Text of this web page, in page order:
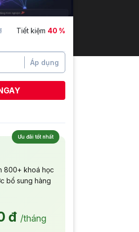
Tiết kiệm 40 %
Áp dụng
Ưu đãi tốt nhất
800+ khoá học
bổ sung hàng
đ /tháng